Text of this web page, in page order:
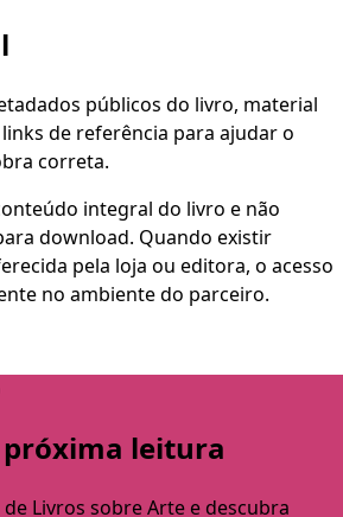
públicos do livro, material
de referência para ajudar o
correta.
integral do livro e não
download. Quando existir
pela loja ou editora, o acesso
no ambiente do parceiro.
próxima leitura
Livros sobre Arte e descubra